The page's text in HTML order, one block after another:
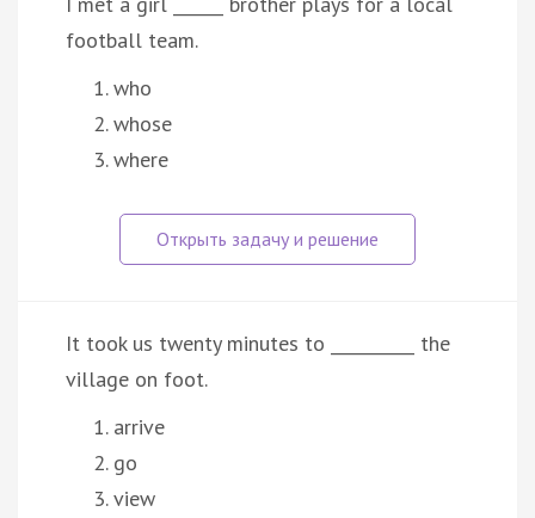
football team.
who
whose
where
It took us twenty minutes to __________ the
village on foot.
arrive
go
view